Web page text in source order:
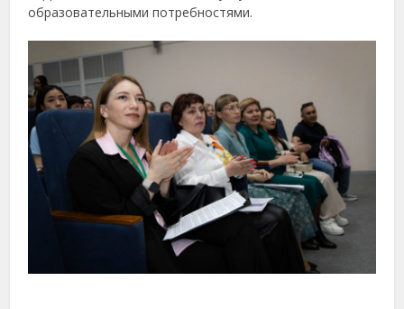
образовательными потребностями.